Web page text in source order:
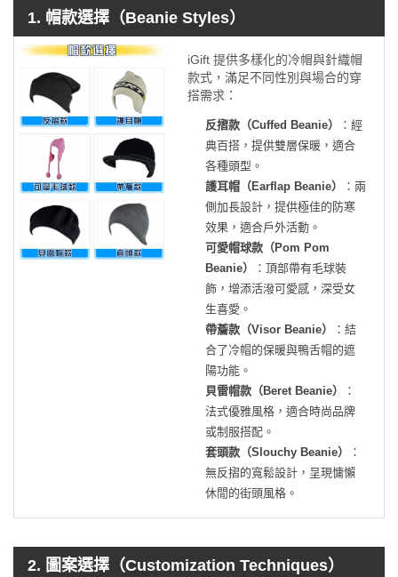
1. 帽款選擇（Beanie Styles）
iGift 提供多樣化的冷帽與針織帽
款式，滿足不同性別與場合的穿
搭需求：
反摺款（Cuffed Beanie）
：經
典百搭，提供雙層保暖，適合
各種頭型。
護耳帽（Earflap Beanie）
：兩
側加長設計，提供極佳的防寒
效果，適合戶外活動。
可愛帽球款（Pom Pom
Beanie）
：頂部帶有毛球裝
飾，增添活潑可愛感，深受女
生喜愛。
帶薝款（Visor Beanie）
：結
合了冷帽的保暖與鴨舌帽的遮
陽功能。
貝雷帽款（Beret Beanie）
：
法式優雅風格，適合時尚品牌
或制服搭配。
套頭款（Slouchy Beanie）
：
無反摺的寬鬆設計，呈現慵懶
休閒的街頭風格。
2. 圖案選擇（Customization Techniques）